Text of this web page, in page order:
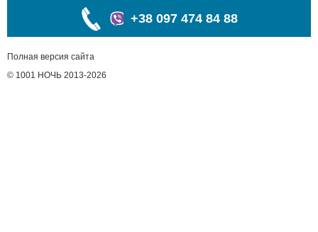
+38 097 474 84 88
Полная версия сайта
© 1001 НОЧЬ 2013-2026